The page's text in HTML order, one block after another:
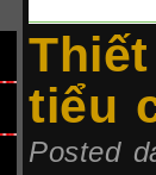
tiểu
Posted